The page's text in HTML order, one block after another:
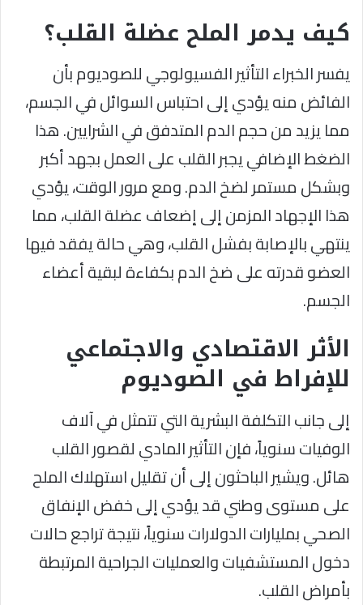
كيف يدمر الملح عضلة القلب؟
يفسر الخبراء التأثير الفسيولوجي للصوديوم بأن
الفائض منه يؤدي إلى احتباس السوائل في الجسم،
مما يزيد من حجم الدم المتدفق في الشرايين. هذا
الضغط الإضافي يجبر القلب على العمل بجهد أكبر
وبشكل مستمر لضخ الدم. ومع مرور الوقت، يؤدي
هذا الإجهاد المزمن إلى إضعاف عضلة القلب، مما
ينتهي بالإصابة بفشل القلب، وهي حالة يفقد فيها
العضو قدرته على ضخ الدم بكفاءة لبقية أعضاء
الجسم.
الأثر الاقتصادي والاجتماعي
للإفراط في الصوديوم
إلى جانب التكلفة البشرية التي تتمثل في آلاف
الوفيات سنوياً، فإن التأثير المادي لقصور القلب
هائل. ويشير الباحثون إلى أن تقليل استهلاك الملح
على مستوى وطني قد يؤدي إلى خفض الإنفاق
الصحي بمليارات الدولارات سنوياً، نتيجة تراجع حالات
دخول المستشفيات والعمليات الجراحية المرتبطة
بأمراض القلب.